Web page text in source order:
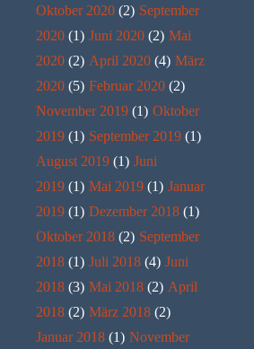
Oktober 2020 (2) September
2020 (1) Juni 2020 (2) Mai
2020 (2) April 2020 (4) März
2020 (5) Februar 2020 (2)
November 2019 (1) Oktober
2019 (1) September 2019 (1)
August 2019 (1) Juni
2019 (1) Mai 2019 (1) Januar
2019 (1) Dezember 2018 (1)
Oktober 2018 (2) September
2018 (1) Juli 2018 (4) Juni
2018 (3) Mai 2018 (2) April
2018 (2) März 2018 (2)
Januar 2018 (1) November